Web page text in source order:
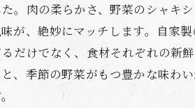
。肉の柔らかさ、野菜のシャキ
が、絶妙にマッチします。自家
だけでなく、食材それぞれの新
、季節の野菜がもつ豊かな味わ